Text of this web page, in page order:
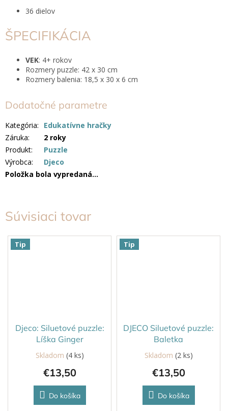
Súvisiaci tovar
Tip
Djeco: Siluetové puzzle:
Líška Ginger
Skladom (4 ks)
€13,50
Do košíka
Tip
DJECO Siluetové puzzle:
Baletka
Skladom (2 ks)
€13,50
Do košíka
36 dielov
ŠPECIFIKÁCIA
VEK: 4+ rokov
Rozmery puzzle: 42 x 30 cm
Rozmery balenia: 18,5 x 30 x 6 cm
Dodatočné parametre
Kategória:
Edukatívne hračky
Záruka:
2 roky
Produkt:
Puzzle
Výrobca:
Djeco
Položka bola vypredaná…